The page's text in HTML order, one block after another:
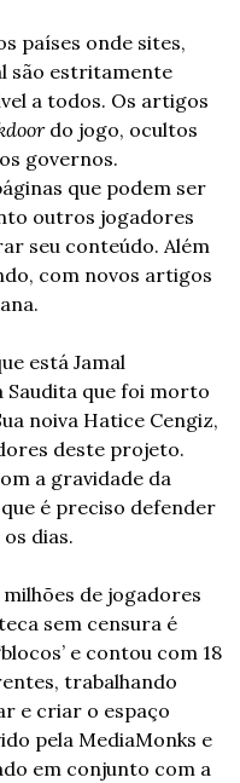
países onde sites,
são estritamente
a todos. Os artigos
do jogo, ocultos
governos.
que podem ser
outros jogadores
seu conteúdo. Além
com novos artigos
está Jamal
Saudita que foi morto
noiva Hatice Cengiz,
deste projeto.
a gravidade da
é preciso defender
dias.
de jogadores
sem censura é
e contou com 18
trabalhando
e criar o espaço
pela MediaMonks e
em conjunto com a